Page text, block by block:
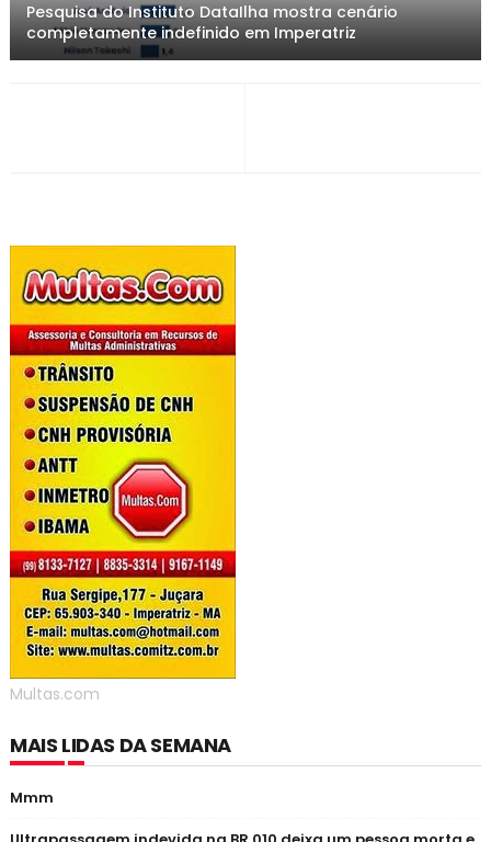
Pesquisa do Instituto DataIlha mostra cenário
completamente indefinido em Imperatriz
Multas.com
MAIS LIDAS DA SEMANA
Mmm